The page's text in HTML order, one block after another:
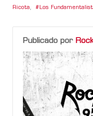
Ricota, Los
Publicado por